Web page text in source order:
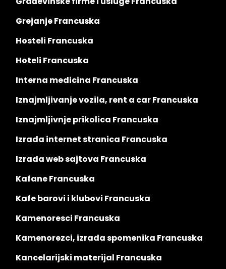
Grejanje Francuska
Hosteli Francuska
Hoteli Francuska
Interna medicina Francuska
Iznajmljivanje vozila, rent a car Francuska
Iznajmljivnje prikolica Francuska
Izrada internet stranica Francuska
Izrada web sajtova Francuska
Kafane Francuska
Kafe barovi i klubovi Francuska
Kamenoresci Francuska
Kamenorezci, izrada spomenika Francuska
Kancelarijski materijal Francuska